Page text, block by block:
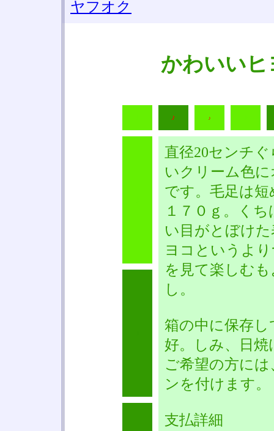
ヤフオク
かわいい
♪ ♪
直径20センチ
いクリーム色
です。毛足は
１７０ｇ。く
い目がとぼけ
ヨコというよ
を見て楽しむ
し。
箱の中に保存
好。しみ、日
ご希望の方に
ンを付けます。
支払詳細